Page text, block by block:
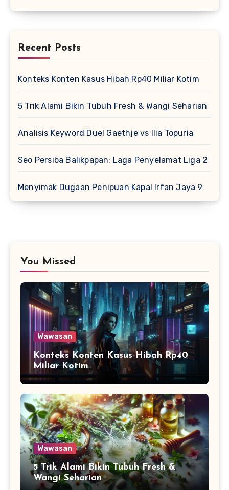
Recent Posts
Konteks Konten Kasus Hibah Rp40 Miliar Kotim
5 Trik Alami Bikin Tubuh Fresh & Wangi Seharian
Analisis Keyword Duel Gaethje vs Ilia Topuria
Seo Persiba Balikpapan: Laga Penyelamat Liga 2
Menyimak Dugaan Penipuan Kapal Irfan Jaya 9
You Missed
Wawasan
Konteks Konten Kasus Hibah Rp40
Miliar Kotim
Wawasan
5 Trik Alami Bikin Tubuh Fresh &
Wangi Seharian